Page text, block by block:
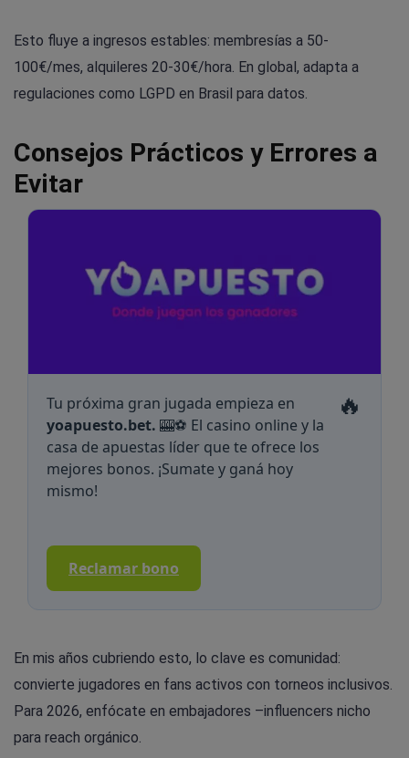
Esto fluye a ingresos estables: membresías a 50-
100€/mes, alquileres 20-30€/hora. En global, adapta a
regulaciones como LGPD en Brasil para datos.
Consejos Prácticos y Errores a
Evitar
Tu próxima gran jugada empieza en
yoapuesto.bet. 🎰⚽ El casino online y la
casa de apuestas líder que te ofrece los
mejores bonos. ¡Sumate y ganá hoy
mismo!
🔥
Reclamar bono
En mis años cubriendo esto, lo clave es comunidad:
convierte jugadores en fans activos con torneos inclusivos.
Para 2026, enfócate en embajadores –influencers nicho
para reach orgánico.